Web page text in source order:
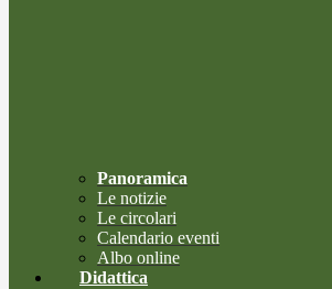
Panoramica
Le notizie
Le circolari
Calendario eventi
Albo online
Didattica